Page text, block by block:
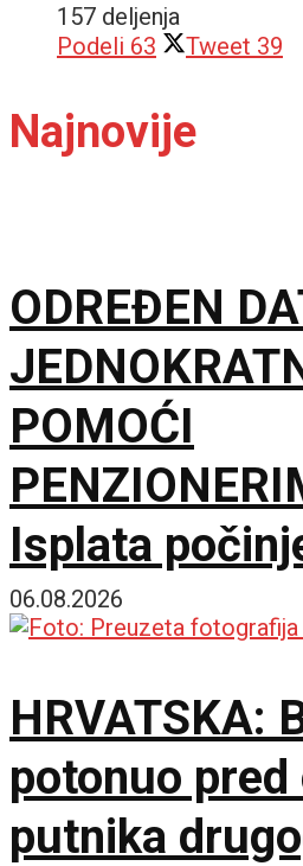
157 deljenja
Podeli 63 Tweet 39
Najnovije
ODREĐEN
POMOĆI
Isplata
septembra
06.08.2026
HRVATSKA:
potonuo pred
putnika